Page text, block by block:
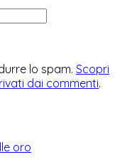
lo spam. Scopri
dai commenti.